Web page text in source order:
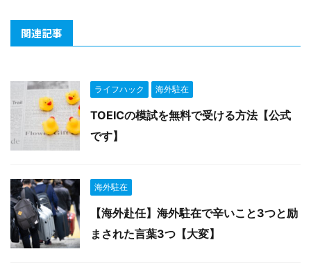
関連記事
ライフハック 海外駐在
TOEICの模試を無料で受ける方法【公式
です】
海外駐在
【海外赴任】海外駐在で辛いこと3つと励
まされた言葉3つ【大変】